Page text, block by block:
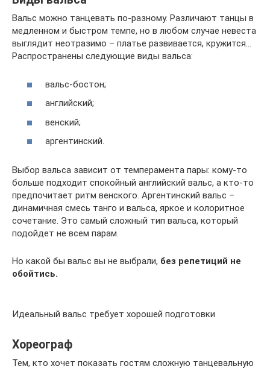
Вальс можно танцевать по-разному. Различают танцы в
медленном и быстром темпе, но в любом случае невеста
выглядит неотразимо – платье развивается, кружится…
Распространены следующие виды вальса:
вальс-бостон;
английский;
венский;
аргентинский.
Выбор вальса зависит от темперамента пары: кому-то
больше подходит спокойный английский вальс, а кто-то
предпочитает ритм венского. Аргентинский вальс –
динамичная смесь танго и вальса, яркое и колоритное
сочетание. Это самый сложный тип вальса, который
подойдет не всем парам.
Но какой бы вальс вы не выбрали, без репетиций не
обойтись.
Идеальный вальс требует хорошей подготовки
Хореограф
Тем, кто хочет показать гостям сложную танцевальную